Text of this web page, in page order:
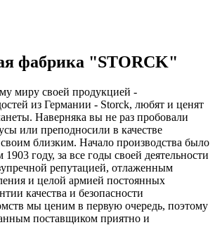
фабрика "STORCK"
миру своей продукцией -
из Германии - Storck, любят и ценят
Наверняка вы не раз пробовали
или преподносили в качестве
близким. Начало производства было
году, за все годы своей деятельности
репутацией, отлаженным
и целой армией постоянных
качества и безопасности
мы ценим в первую очередь, поэтому
поставщиком приятно и